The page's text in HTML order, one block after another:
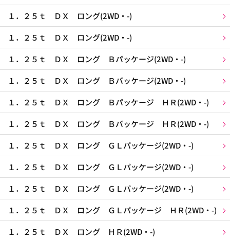
１．２５ｔ ＤＸ ロング(2WD・-)
１．２５ｔ ＤＸ ロング(2WD・-)
１．２５ｔ ＤＸ ロング Ｂパッケージ(2WD・-)
１．２５ｔ ＤＸ ロング Ｂパッケージ(2WD・-)
１．２５ｔ ＤＸ ロング Ｂパッケージ ＨＲ(2WD・-)
１．２５ｔ ＤＸ ロング Ｂパッケージ ＨＲ(2WD・-)
１．２５ｔ ＤＸ ロング ＧＬパッケージ(2WD・-)
１．２５ｔ ＤＸ ロング ＧＬパッケージ(2WD・-)
１．２５ｔ ＤＸ ロング ＧＬパッケージ(2WD・-)
１．２５ｔ ＤＸ ロング ＧＬパッケージ ＨＲ(2WD・-)
１．２５ｔ ＤＸ ロング ＨＲ(2WD・-)